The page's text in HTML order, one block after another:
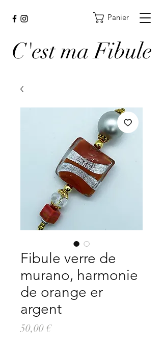
C'est ma Fibule
Panier
Fibule verre de
murano, harmonie
de orange er
argent
50,00 €Prix